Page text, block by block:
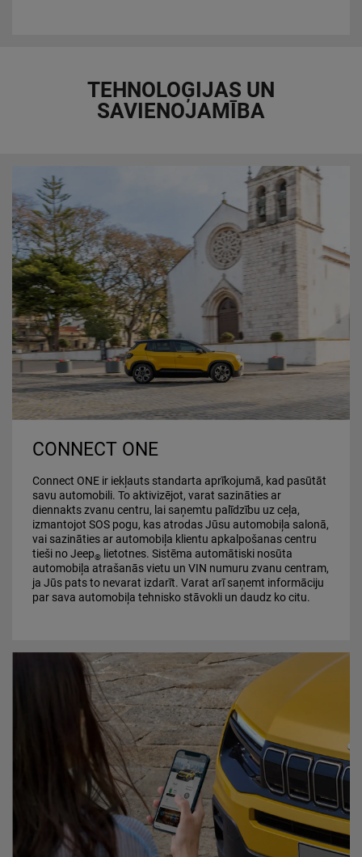
TEHNOLOĢIJAS UN
SAVIENOJAMĪBA
CONNECT ONE
Connect ONE ir iekļauts standarta aprīkojumā, kad pasūtāt
savu automobili. To aktivizējot, varat sazināties ar
diennakts zvanu centru, lai saņemtu palīdzību uz ceļa,
izmantojot SOS pogu, kas atrodas Jūsu automobiļa salonā,
vai sazināties ar automobiļa klientu apkalpošanas centru
tieši no Jeep®
lietotnes. Sistēma automātiski nosūta
automobiļa atrašanās vietu un VIN numuru zvanu centram,
ja Jūs pats to nevarat izdarīt. Varat arī saņemt informāciju
par sava automobiļa tehnisko stāvokli un daudz ko citu.